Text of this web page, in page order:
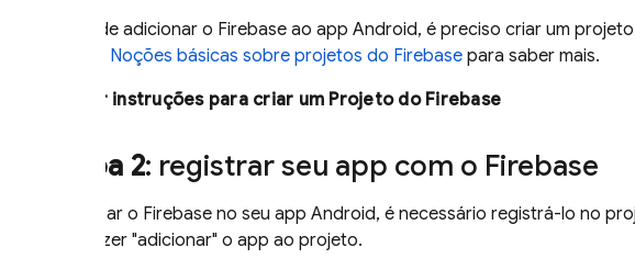
Antes de adicionar o Firebase ao app Android, é preciso criar um
Noções básicas sobre projetos do Firebase para saber mais.
Ver instruções para criar um Projeto do Firebase
Etapa 2: registrar seu app com o Firebase
Para usar o Firebase no seu app Android, é necessário registrá-lo no
quer dizer "adicionar" o app ao projeto.